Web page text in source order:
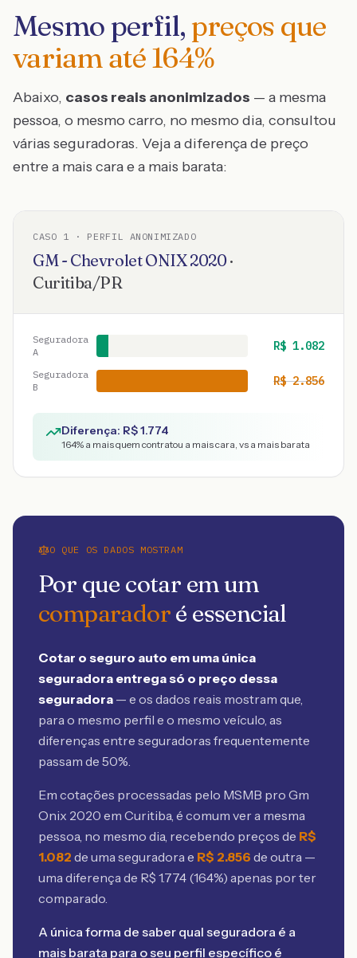
Mesmo perfil, preços que
variam até164%
Abaixo, casos reais anonimizados — a mesma
pessoa, o mesmo carro, no mesmo dia, consultou
várias seguradoras. Veja a diferença de preço
entre a mais cara e a mais barata:
CASO 1 · PERFIL ANONIMIZADO
GM - ChevroletONIX2020·
Curitiba/PR
Seguradora
A
R$ 1.082
Seguradora
B
R$2.856
Diferença: R$1.774
164% a mais quem contratou a mais cara, vs a mais barata
O QUE OS DADOS MOSTRAM
Por que cotar em um
comparadoré essencial
Cotar o seguro auto em uma única
seguradora entrega só o preço dessa
seguradora — e os dados reais mostram que,
para o mesmo perfil e o mesmo veículo, as
diferenças entre seguradoras frequentemente
passam de 50%.
Em cotações processadas pelo MSMB pro Gm
Onix 2020 em Curitiba, é comum ver a mesma
pessoa, no mesmo dia, recebendo preços de R$
1.082 de uma seguradora e R$ 2.856 de outra —
uma diferença de R$ 1.774 (164%) apenas por ter
comparado.
A única forma de saber qual seguradora é a
mais barata para o seu perfil específico é